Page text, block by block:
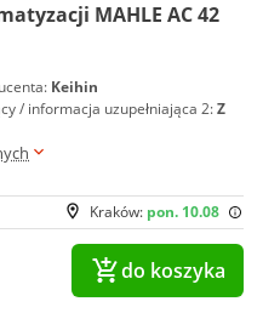
MAHLE AC 42
Keihin
/ informacja uzupełniająca 2:Z
Kraków: pon. 10.08
do koszyka